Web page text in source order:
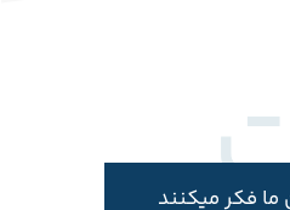
ما فکر میکنند